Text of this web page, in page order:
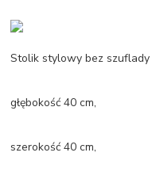
Stolik stylowy bez szuflady
głębokość 40 cm,
szerokość 40 cm,